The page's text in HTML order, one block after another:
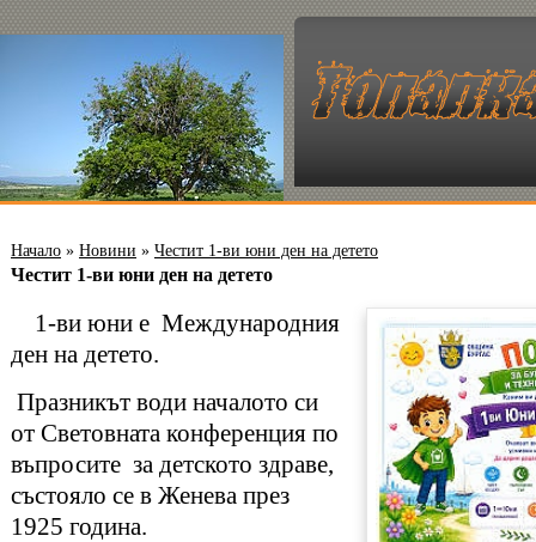
Начало » Новини » Честит 1-ви юни ден на детето
Честит 1-ви юни ден на детето
1-ви юни е Международния
ден на детето.
Празникът води началото си
от Световната конференция по
въпросите за детското здраве,
състояло се в Женева през
1925 година.